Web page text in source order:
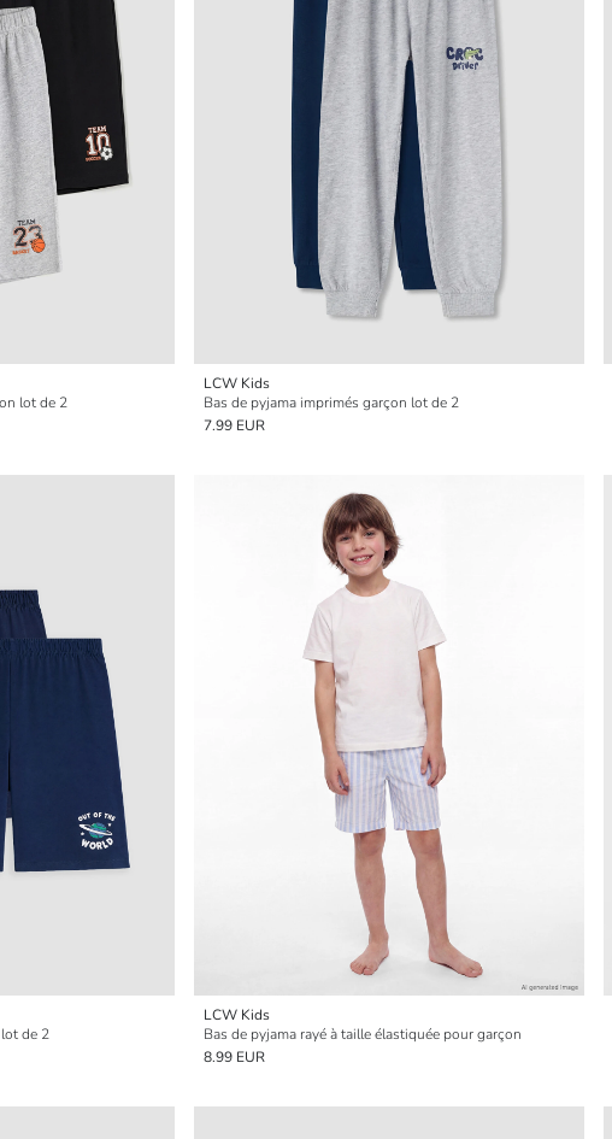
lot de 2
LCW Kids
Bas de pyjama imprimés garçon lot de 2
7.99 EUR
de 2
LCW Kids
Bas de pyjama rayé à taille élastiquée pour garçon
8.99 EUR